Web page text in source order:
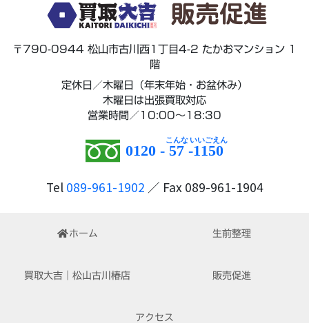
販売促進
〒790-0944 松山市古川西1丁目4-2 たかおマンション 1
階
定休日／木曜日（年末年始・お盆休み）
木曜日は出張買取対応
営業時間／10:00～18:30
0120 - 57 -1150
Tel 089-961-1902 ／ Fax 089-961-1904
ホーム 生前整理
買取大吉｜松山古川椿店 販売促進
アクセス